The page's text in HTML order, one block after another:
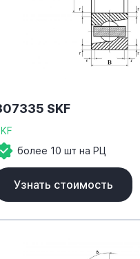
SKF
более 10 шт на РЦ
Узнать стоимость